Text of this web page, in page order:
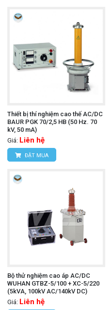
Thiết bị thí nghiệm cao thế AC/DC
BAUR PGK 70/2,5 HB (50 Hz. 70
kV, 50 mA)
Giá: Liên hệ
ĐẶT MUA
Bộ thử nghiệm cao áp AC/DC
WUHAN GTBZ-5/100 + XC-5/220
(5kVA, 100kV AC/140kV DC)
Giá: Liên hệ